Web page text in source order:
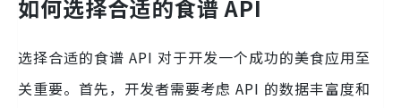
如何选择合适的食谱 API
选择合适的食谱 API 对于开发一个成功的美食应用至
关重要。首先，开发者需要考虑 API 的数据丰富度和